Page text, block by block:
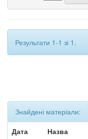
Результати 1-1 зі 1.
Знайдені матеріали:
Дата
Назва